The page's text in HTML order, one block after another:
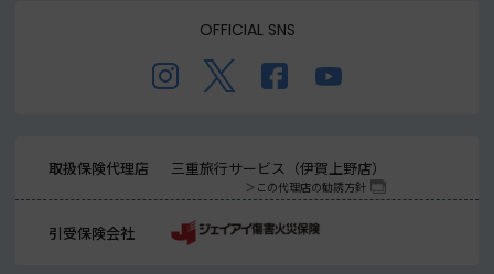
OFFICIAL SNS
取扱保険代理店 三重旅行サービス（伊賀上野店）
この代理店の勧誘方針
引受保険会社